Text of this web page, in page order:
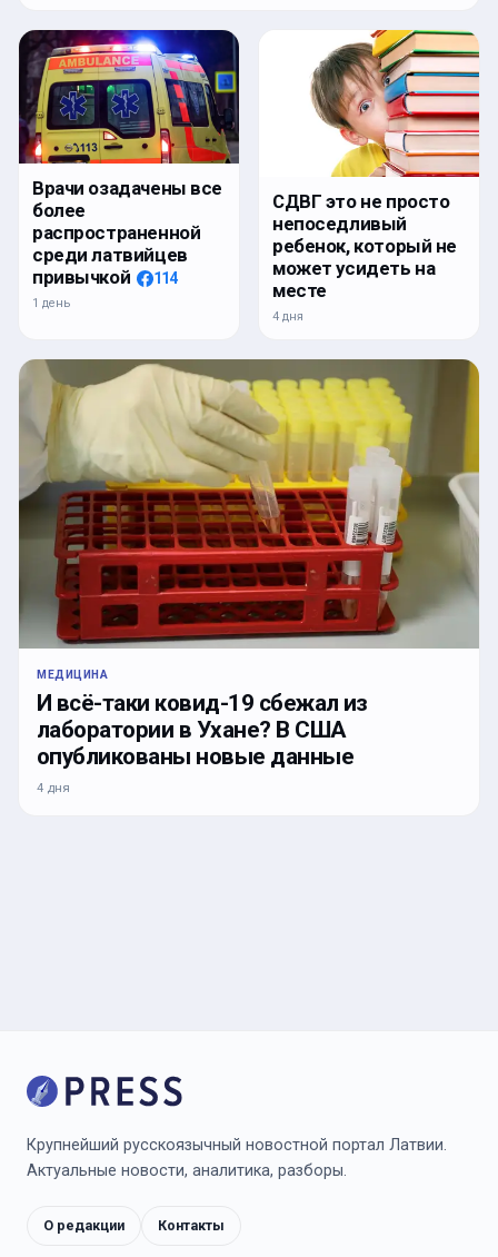
Врачи озадачены все
более
распространенной
среди латвийцев
привычкой
114
1 день
СДВГ это не просто
непоседливый
ребенок, который не
может усидеть на
месте
4 дня
МЕДИЦИНА
И всё-таки ковид-19 сбежал из
лаборатории в Ухане? В США
опубликованы новые данные
4 дня
Крупнейший русскоязычный новостной портал Латвии.
Актуальные новости, аналитика, разборы.
О редакции Контакты